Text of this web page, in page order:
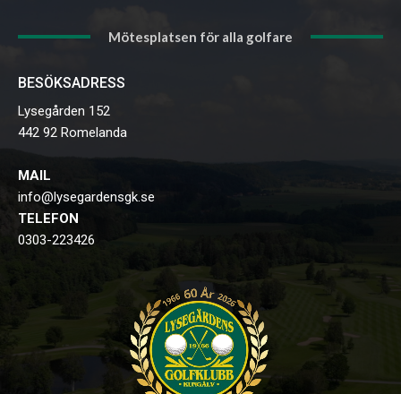
Mötesplatsen för alla golfare
BESÖKSADRESS
Lysegården 152
442 92 Romelanda
MAIL
info@lysegardensgk.se
TELEFON
0303-223426